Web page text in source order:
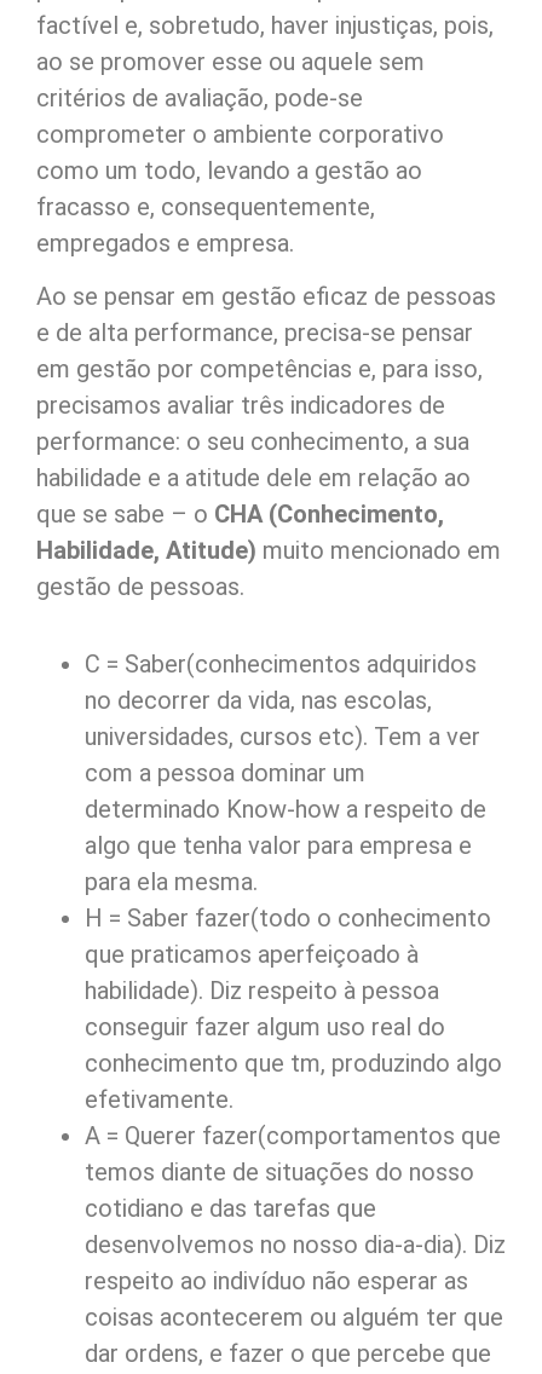
factível e, sobretudo, haver injustiças, pois,
ao se promover esse ou aquele sem
critérios de avaliação, pode-se
comprometer o ambiente corporativo
como um todo, levando a gestão ao
fracasso e, consequentemente,
empregados e empresa.
Ao se pensar em gestão eficaz de pessoas
e de alta performance, precisa-se pensar
em gestão por competências e, para isso,
precisamos avaliar três indicadores de
performance: o seu conhecimento, a sua
habilidade e a atitude dele em relação ao
que se sabe – o CHA (Conhecimento,
Habilidade, Atitude) muito mencionado em
gestão de pessoas.
C = Saber(conhecimentos adquiridos
no decorrer da vida, nas escolas,
universidades, cursos etc). Tem a ver
com a pessoa dominar um
determinado Know-how a respeito de
algo que tenha valor para empresa e
para ela mesma.
H = Saber fazer(todo o conhecimento
que praticamos aperfeiçoado à
habilidade). Diz respeito à pessoa
conseguir fazer algum uso real do
conhecimento que tm, produzindo algo
efetivamente.
A = Querer fazer(comportamentos que
temos diante de situações do nosso
cotidiano e das tarefas que
desenvolvemos no nosso dia-a-dia). Diz
respeito ao indivíduo não esperar as
coisas acontecerem ou alguém ter que
dar ordens, e fazer o que percebe que